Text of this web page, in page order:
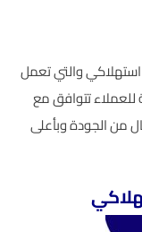
والتي تعمل
للعملاء تتوافق مع
من الجودة وبأعلى